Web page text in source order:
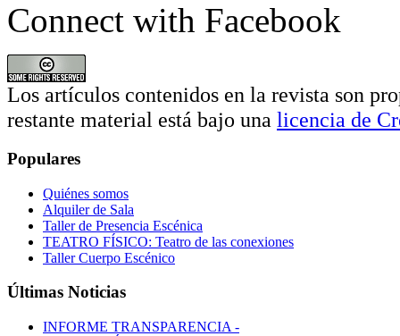
Connect with Facebook
Los artículos contenidos en la revista son
restante material está bajo una licencia de
Populares
Quiénes somos
Alquiler de Sala
Taller de Presencia Escénica
TEATRO FÍSICO: Teatro de las conexiones
Taller Cuerpo Escénico
Últimas Noticias
INFORME TRANSPARENCIA -